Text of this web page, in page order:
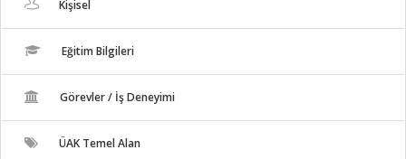
Kişisel
Eğitim Bilgileri
Görevler / İş Deneyimi
ÜAK Temel Alan